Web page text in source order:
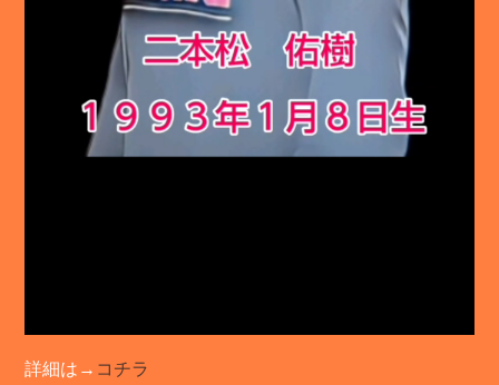
詳細は→ コチラ